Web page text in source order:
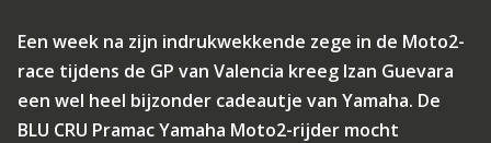
Een week na zijn indrukwekkende zege in de Moto2-
race tijdens de GP van Valencia kreeg Izan Guevara
een wel heel bijzonder cadeautje van Yamaha. De
BLU CRU Pramac Yamaha Moto2-rijder mocht